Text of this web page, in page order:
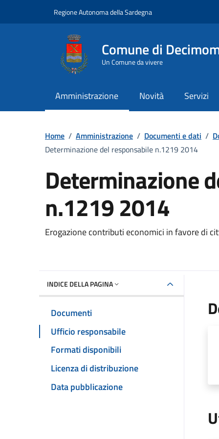
Regione Autonoma della Sardegna
Comune di
Un Comune da vivere
Amministrazione Novità Servizi
Home / Amministrazione / Documenti e dati /
Determinazione del responsabile n.1219 2014
Determinazione
n.1219 2014
Dettaglio del documento
Erogazione contributi economici in favore di
INDICE DELLA PAGINA
Documenti
Ufficio responsabile
Formati disponibili
Licenza di distribuzione
Data pubblicazione